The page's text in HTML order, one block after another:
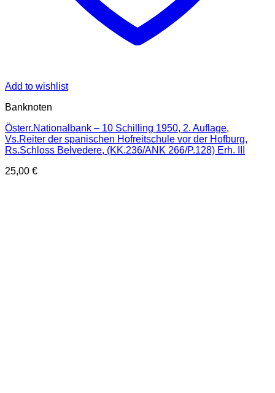
Add to wishlist
Banknoten
Österr.Nationalbank – 10 Schilling 1950, 2. Auflage,
Vs.Reiter der spanischen Hofreitschule vor der Hofburg,
Rs.Schloss Belvedere, (KK.236/ANK 266/P.128) Erh. III
25,00 €